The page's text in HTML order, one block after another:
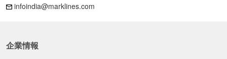
infoindia@marklines.com
企業情報